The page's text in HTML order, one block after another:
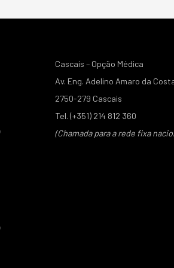
Cascais – Opção Médica
Av. Eng. Adelino Amaro da
2750-279 Cascais
Tel. (+351) 214 812 360
(Chamada para a rede fixa